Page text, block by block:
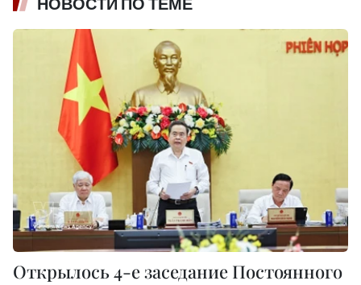
НОВОСТИ ПО ТЕМЕ
Открылось 4-е заседание Постоянного